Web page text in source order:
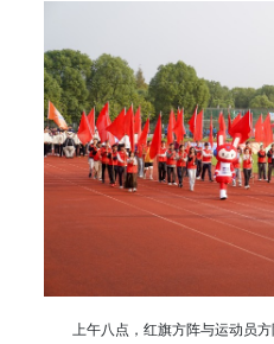
上午八点，红旗方阵与运动员